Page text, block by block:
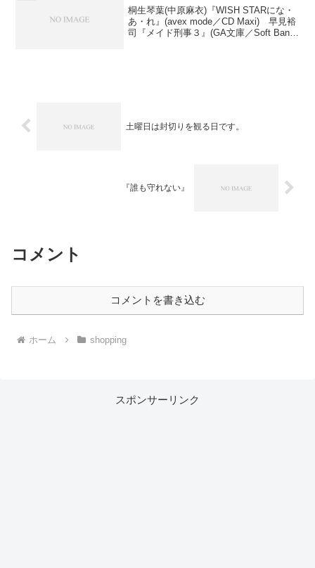
桐生琴葉(中原麻衣)『WISH STARにな・
あ・れ』(avex mode／CD Maxi) 早見裕
司『メイド刑事３』(GA文庫／Soft Bank
土曜日は封切りを観る日です。
『誰も守れない』
コメント
コメントを書き込む
ホーム shopping
スポンサーリンク